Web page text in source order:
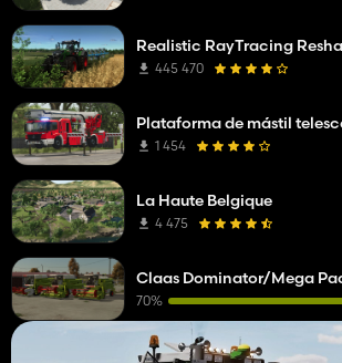
Realistic RayTracing
445 470
1 454
La Haute Belgique
4 475
Claas Dominator/Mega
70%